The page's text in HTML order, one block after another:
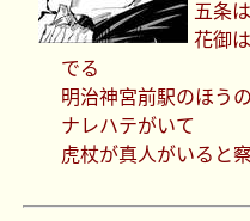
五条
花御
でる
明治神宮前駅のほう
ナレハテがいて
虎杖が真人がいると